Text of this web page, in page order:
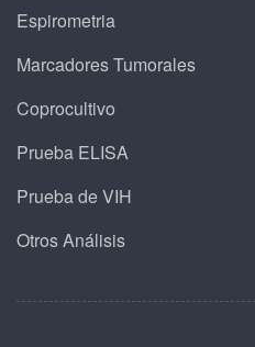
Espirometria
Marcadores Tumorales
Coprocultivo
Prueba ELISA
Prueba de VIH
Otros Análisis